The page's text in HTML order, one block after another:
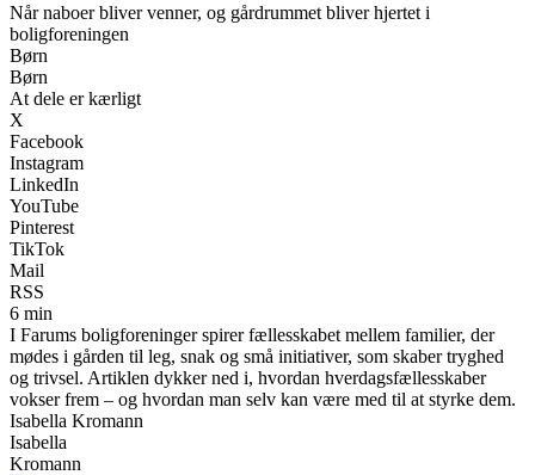
Når naboer bliver venner, og gårdrummet bliver hjertet i
boligforeningen
Børn
Børn
At dele er kærligt
X
Facebook
Instagram
LinkedIn
YouTube
Pinterest
TikTok
Mail
RSS
6 min
I Farums boligforeninger spirer fællesskabet mellem familier, der
mødes i gården til leg, snak og små initiativer, som skaber tryghed
og trivsel. Artiklen dykker ned i, hvordan hverdagsfællesskaber
vokser frem – og hvordan man selv kan være med til at styrke dem.
Isabella Kromann
Isabella
Kromann